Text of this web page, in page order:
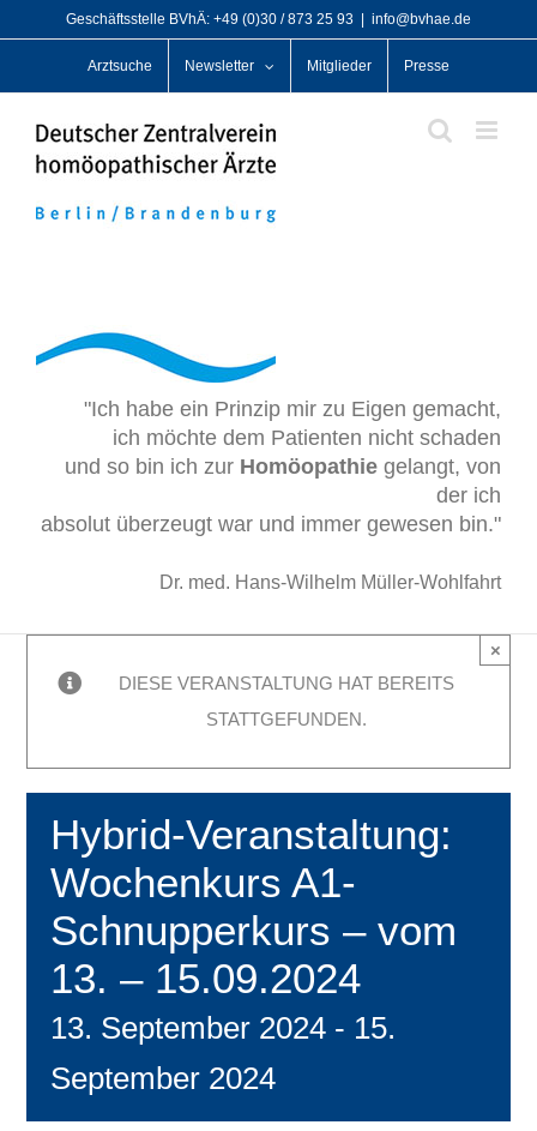
springen
Geschäftsstelle BVhÄ: +49 (0)30 / 873 25 93 info@bvhae.de
Arztsuche Newsletter Mitglieder Presse
"Ich habe ein Prinzip mir zu Eigen gemacht,
ich möchte dem Patienten nicht schaden
und so bin ich zur Homöopathie gelangt, von
der ich
absolut überzeugt war und immer gewesen bin."
Dr. med. Hans-Wilhelm Müller-Wohlfahrt
DIESE VERANSTALTUNG HAT BEREITS
STATTGEFUNDEN.
×
Hybrid-Veranstaltung:
Wochenkurs A1-
Schnupperkurs – vom
13. – 15.09.2024
13. September 2024 - 15.
September 2024